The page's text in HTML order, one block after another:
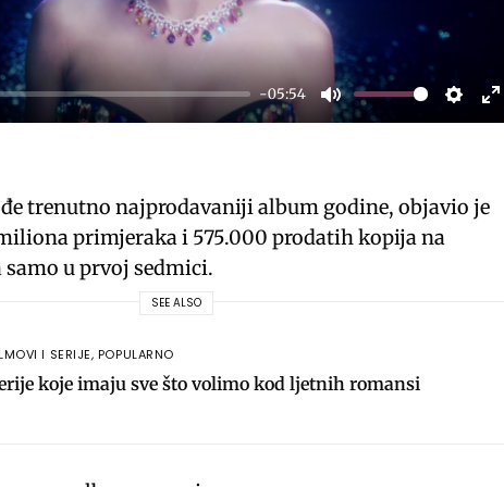
-05:54
M
e
S
t
E
a
y
trenutno najprodavaniji album godine, objavio je
primjeraka i 575.000 prodatih kopija na
u prvoj sedmici.
SEE ALSO
I SERIJE, POPULARNO
koje imaju sve što volimo kod ljetnih romansi